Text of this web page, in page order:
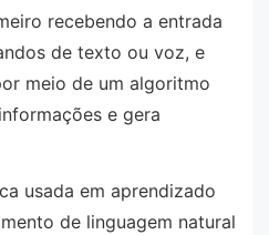
recebendo a entrada
de texto ou voz, e
meio de um algoritmo
e gera
usada em aprendizado
de linguagem natural